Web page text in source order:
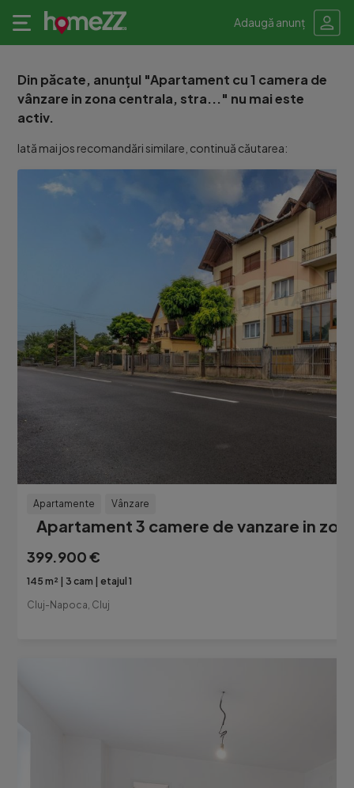
Adaugă anunț
Din păcate, anunțul "Apartament cu 1 camera de
vânzare in zona centrala, stra..." nu mai este
activ.
Iată mai jos recomandări similare, continuă căutarea:
Apartamente Vânzare
Apartament 3 camere de vanzare in
399.900 €
145 m² 3 cam
etajul 1
Cluj-Napoca, Cluj